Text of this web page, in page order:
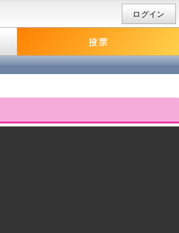
ログイン